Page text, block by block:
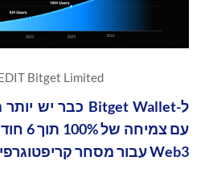
Bitget Limited
עם
Web3 עבור מסחר קריפטוגרפי